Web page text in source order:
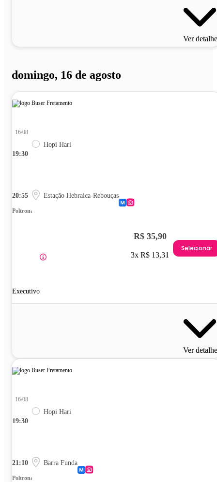
Ver
domingo, 16 de agosto
19:30
16/08
Hopi Hari
20:55 Estação Hebraica-Rebouças
Poltrona
Executivo
R$ 35,90
3x R$ 13,31
Selecionar
Ver
19:30
16/08
Hopi Hari
21:10 Barra Funda
Poltrona